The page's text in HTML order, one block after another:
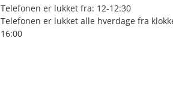
Telefonen er lukket fra: 12-12:30
Telefonen er lukket alle hverdage fra
16:00